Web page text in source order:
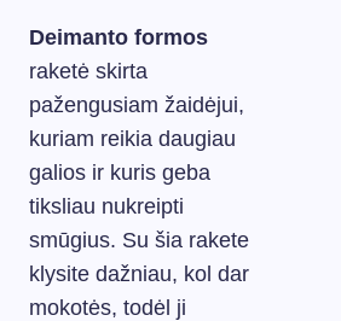
Deimanto formos
raketė skirta
pažengusiam žaidėjui,
kuriam reikia daugiau
galios ir kuris geba
tiksliau nukreipti
smūgius. Su šia rakete
klysite dažniau, kol dar
mokotės, todėl ji